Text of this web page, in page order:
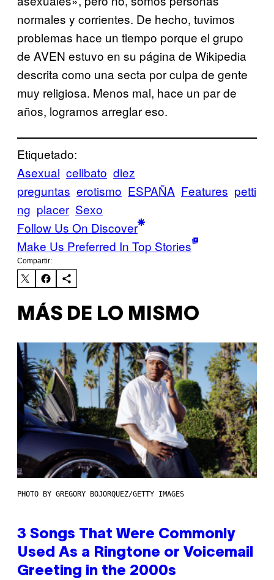
normales y corrientes. De hecho, tuvimos
problemas hace un tiempo porque el grupo
de AVEN estuvo en su página de Wikipedia
descrita como una secta por culpa de gente
muy religiosa. Menos mal, hace un par de
años, logramos arreglar eso.
Etiquetado:
Asexual celibato diez
preguntas erotismo ESPAÑA Features petti
ng placer Sexo
Follow Us On Discover
Make Us Preferred In Top Stories
Compartir:
MÁS DE LO MISMO
PHOTO BY GREGORY BOJORQUEZ/GETTY IMAGES
3 Songs That Were Commonly
Used As a Ringtone or Voicemail
Greeting in the 2000s